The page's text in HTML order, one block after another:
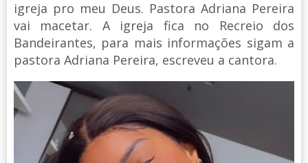
igreja pro meu Deus. Pastora Adriana Pereira
vai macetar. A igreja fica no Recreio dos
Bandeirantes, para mais informações sigam a
pastora Adriana Pereira, escreveu a cantora.